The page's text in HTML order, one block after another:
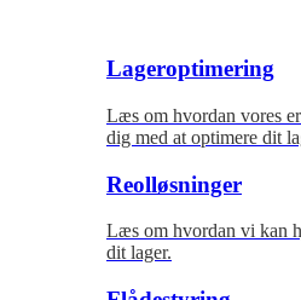
Lageroptimering
Læs om hvordan vores
dig med at optimere dit
Reolløsninger
Læs om hvordan vi kan
dit lager.